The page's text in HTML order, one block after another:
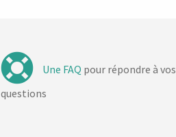
Une FAQ pour répondre à vos
questions